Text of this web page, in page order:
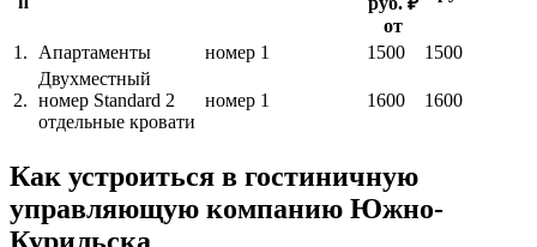
от
1. Апартаменты номер 1 1500 1500
2.
Двухместный
номер Standard 2
отдельные кровати
номер 1 1600 1600
Как устроиться в гостиничную
управляющую компанию Южно-
Курильска